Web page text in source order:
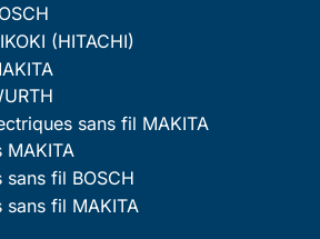
(HITACHI)
sans fil MAKITA
MAKITA
fil BOSCH
sans fil MAKITA